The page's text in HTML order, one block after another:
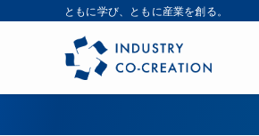
ともに学び、ともに産業を創る。